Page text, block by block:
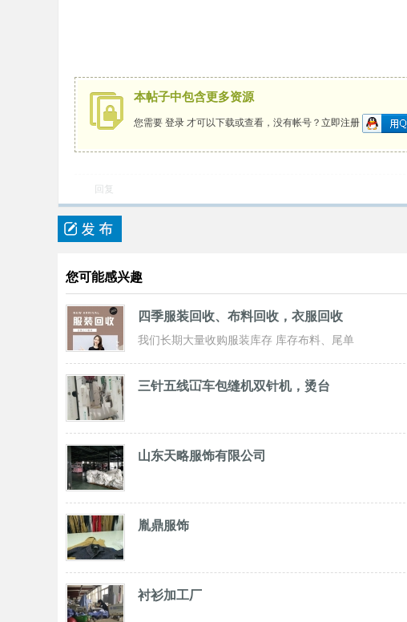
本帖子中包含更多资源
您需要 登录 才可以下载或查看，没有帐号？ 立即注册
回复
您可能感兴趣
四季服装回收、布料回收，衣服回收
我们长期大量收购服装库存 库存布料、尾单
服装，专业诚信共赢， 实力雄厚 ！ 长期面向
三针五线冚车包缝机双针机，烫台
山东天略服饰有限公司
胤鼎服饰
衬衫加工厂